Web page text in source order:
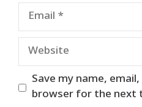
Email
Website
Save my name,
browser for the next